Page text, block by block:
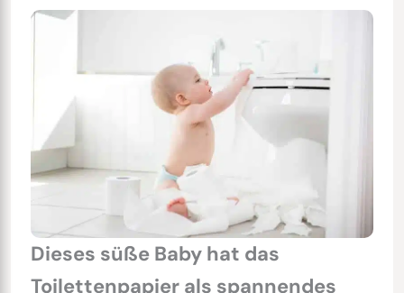
Dieses süße Baby hat das
Toilettenpapier als spannendes